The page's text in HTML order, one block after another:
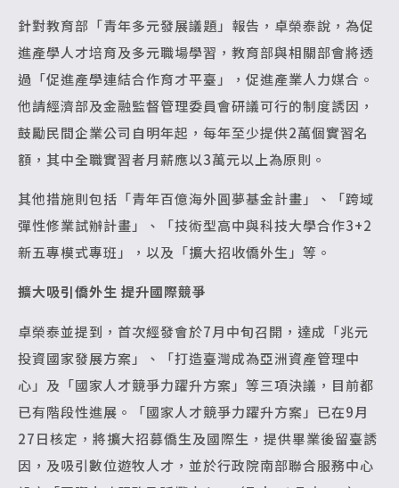
針對教育部「青年多元發展議題」報告，卓榮泰說，為促
進產學人才培育及多元職場學習，教育部與相關部會將透
過「促進產學連結合作育才平臺」，促進產業人力媒合。
他請經濟部及金融監督管理委員會研議可行的制度誘因，
鼓勵民間企業公司自明年起，每年至少提供2萬個實習名
額，其中全職實習者月薪應以3萬元以上為原則。
其他措施則包括「青年百億海外圓夢基金計畫」、「跨域
彈性修業試辦計畫」、「技術型高中與科技大學合作3+2
新五專模式專班」，以及「擴大招收僑外生」等。
擴大吸引僑外生 提升國際競爭
卓榮泰並提到，首次經發會於7月中旬召開，達成「兆元
投資國家發展方案」、「打造臺灣成為亞洲資產管理中
心」及「國家人才競爭力躍升方案」等三項決議，目前都
已有階段性進展。「國家人才競爭力躍升方案」已在9月
27日核定，將擴大招募僑生及國際生，提供畢業後留臺誘
因，及吸引數位遊牧人才，並於行政院南部聯合服務中心